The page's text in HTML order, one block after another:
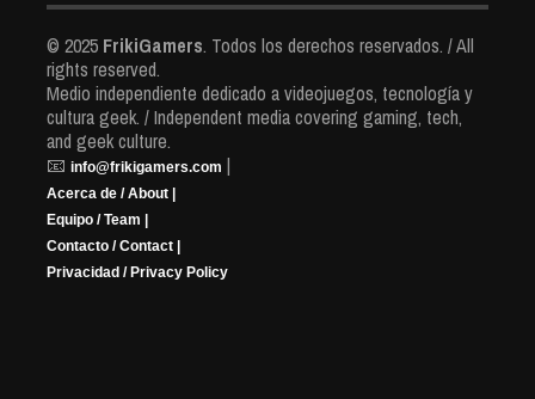
© 2025 FrikiGamers. Todos los derechos reservados. / All
rights reserved.
Medio independiente dedicado a videojuegos, tecnología y
cultura geek. / Independent media covering gaming, tech,
and geek culture.
📧 info@frikigamers.com |
Acerca de / About |
Equipo / Team |
Contacto / Contact |
Privacidad / Privacy Policy